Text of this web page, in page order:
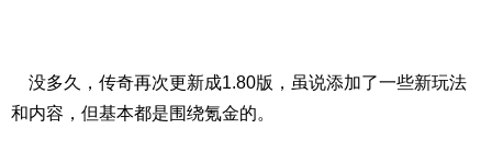
没多久，传奇再次更新成1.80版，虽说添加了一些新玩法
和内容，但基本都是围绕氪金的。